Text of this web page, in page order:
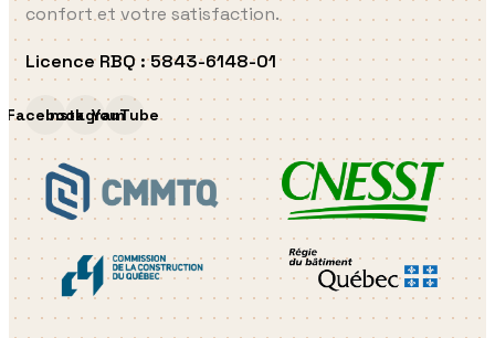
confort et votre satisfaction.
Licence RBQ : 5843-6148-01
FacebookInstagramYouTube